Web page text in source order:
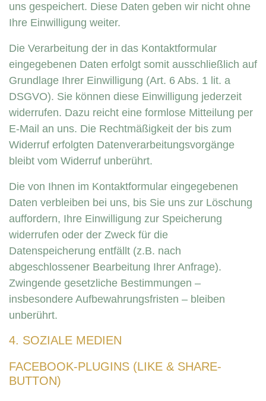
uns gespeichert. Diese Daten geben wir nicht ohne
Ihre Einwilligung weiter.
Die Verarbeitung der in das Kontaktformular
eingegebenen Daten erfolgt somit ausschließlich auf
Grundlage Ihrer Einwilligung (Art. 6 Abs. 1 lit. a
DSGVO). Sie können diese Einwilligung jederzeit
widerrufen. Dazu reicht eine formlose Mitteilung per
E-Mail an uns. Die Rechtmäßigkeit der bis zum
Widerruf erfolgten Datenverarbeitungsvorgänge
bleibt vom Widerruf unberührt.
Die von Ihnen im Kontaktformular eingegebenen
Daten verbleiben bei uns, bis Sie uns zur Löschung
auffordern, Ihre Einwilligung zur Speicherung
widerrufen oder der Zweck für die
Datenspeicherung entfällt (z.B. nach
abgeschlossener Bearbeitung Ihrer Anfrage).
Zwingende gesetzliche Bestimmungen –
insbesondere Aufbewahrungsfristen – bleiben
unberührt.
4. SOZIALE MEDIEN
FACEBOOK-PLUGINS (LIKE & SHARE-
BUTTON)